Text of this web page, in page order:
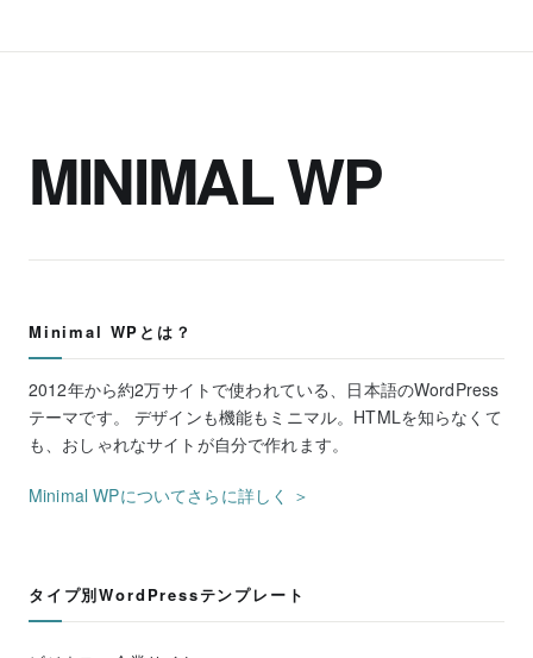
MINIMAL WP
Minimal WPとは？
2012年から約2万サイトで使われている、日本語のWordPress
テーマです。 デザインも機能もミニマル。HTMLを知らなくて
も、おしゃれなサイトが自分で作れます。
Minimal WPについてさらに詳しく ＞
タイプ別WordPressテンプレート